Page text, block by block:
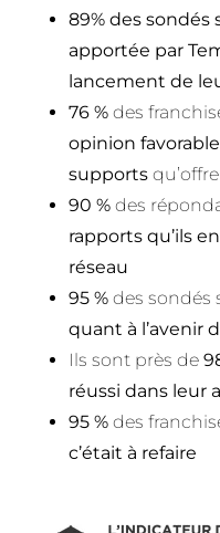
89% des sondés
apportée par
lancement de
76 % des
opinion
supports
90 % des
rapports qu’ils
réseau
95 % des
quant à l’avenir
Ils sont près de
réussi dans leur
95 % des
c’était à refaire